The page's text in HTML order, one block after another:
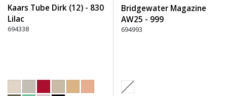
Kaars Tube Dirk (12) - 830
Lilac
694338
Bridgewater Magazine
AW25 - 999
Ongedefinieerd
694993